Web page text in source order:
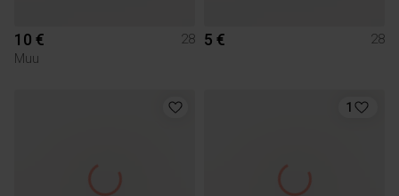
10 €
28
Muu
5 € 28
1